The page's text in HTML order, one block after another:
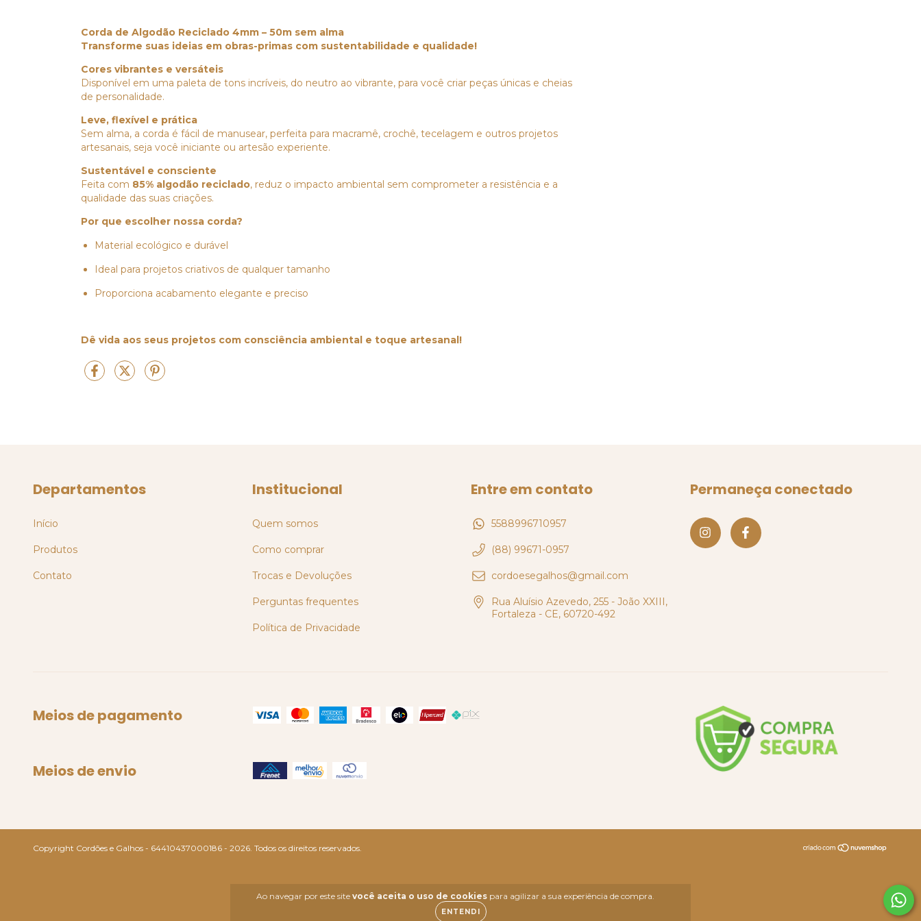
Ao navegar por este site você aceita o uso de cookiespara agilizar a sua experiência de compra.
ENTENDI
Corda de Algodão Reciclado 4mm – 50m sem alma
Transforme suas ideias em obras-primas com sustentabilidade e qualidade!
Cores vibrantes e versáteis
Disponível em uma paleta de tons incríveis, do neutro ao vibrante, para você criar peças únicas e cheias
de personalidade.
Leve, flexível e prática
Sem alma, a corda é fácil de manusear, perfeita para macramê, crochê, tecelagem e outros projetos
artesanais, seja você iniciante ou artesão experiente.
Sustentável e consciente
Feita com 85% algodão reciclado, reduz o impacto ambiental sem comprometer a resistência e a
qualidade das suas criações.
Por que escolher nossa corda?
Material ecológico e durável
Ideal para projetos criativos de qualquer tamanho
Proporciona acabamento elegante e preciso
Dê vida aos seus projetos com consciência ambiental e toque artesanal!
Departamentos
Início
Produtos
Contato
Institucional
Quem somos
Como comprar
Trocas e Devoluções
Perguntas frequentes
Política de Privacidade
Entre em contato
5588996710957
(88) 99671-0957
cordoesegalhos@gmail.com
Rua Aluísio Azevedo, 255 - João XXIII,
Fortaleza - CE, 60720-492
Permaneça conectado
Meios de pagamento
Meios de envio
Copyright Cordões e Galhos - 64410437000186 - 2026. Todos os direitos reservados.